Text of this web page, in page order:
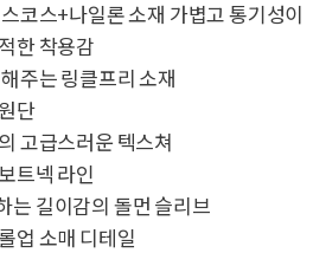
코스+나일론 소재 가볍고 통기성이
한 착용감
주는 링클프리 소재
단
고급스러운 텍스쳐
트넥 라인
는 길이감의 돌먼 슬리브
업 소매 디테일